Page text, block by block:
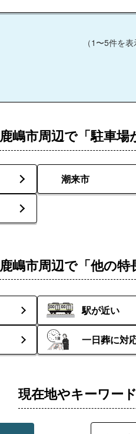
（1〜5件を
鹿嶋市周辺で「駐車
潮来市
鹿嶋市周辺で「他の
駅が近い
一日葬に対
現在地やキーワー